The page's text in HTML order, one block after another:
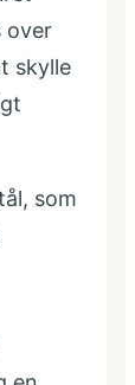
over
skylle
som